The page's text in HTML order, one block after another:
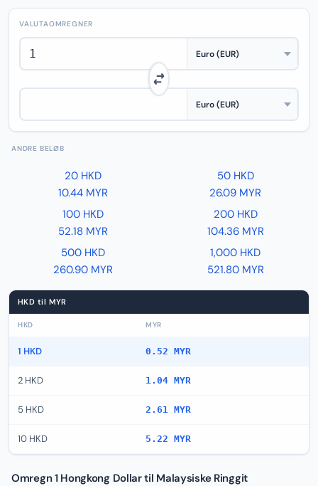
VALUTAOMREGNER
ANDRE BELØB
20 HKD
10.44 MYR
50 HKD
26.09 MYR
100 HKD
52.18 MYR
200 HKD
104.36 MYR
500 HKD
260.90 MYR
1,000 HKD
521.80 MYR
HKD til MYR
HKD MYR
1 HKD 0.52 MYR
2 HKD 1.04 MYR
5 HKD 2.61 MYR
10 HKD 5.22 MYR
Omregn 1 Hongkong Dollar til Malaysiske Ringgit